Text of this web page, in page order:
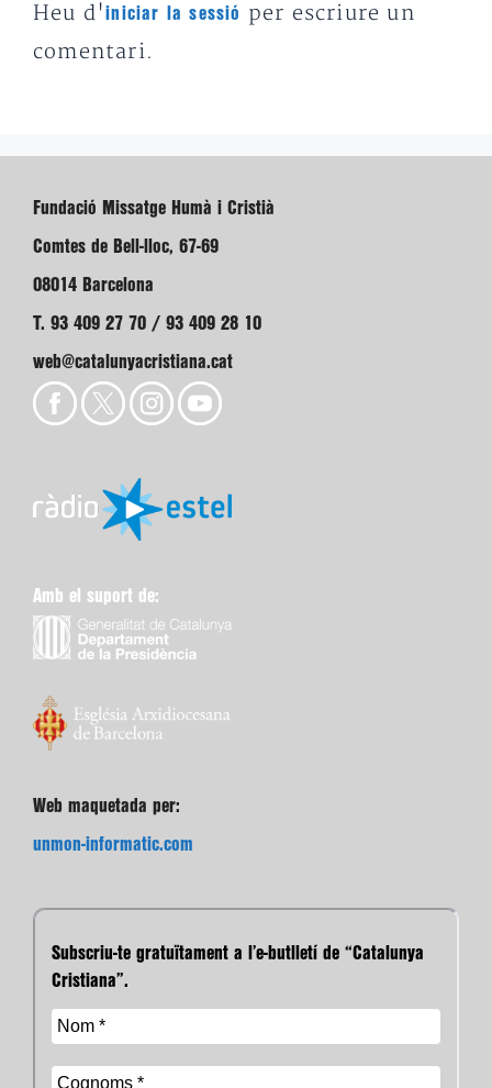
Heu d'iniciar la sessió
per escriure un
comentari.
Fundació Missatge Humà i Cristià
Comtes de Bell-lloc, 67-69
08014 Barcelona
T. 93 409 27 70 / 93 409 28 10
web@catalunyacristiana.cat
Amb el suport de:
Web maquetada per:
unmon-informatic.com
Subscriu-te gratuïtament a l’e-butlletí de “Catalunya
Cristiana”.